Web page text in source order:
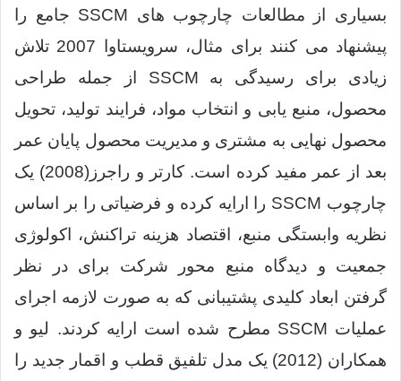
بسیاری از مطالعات چارچوب های SSCM جامع را
پیشنهاد می کنند برای مثال، سرویستاوا 2007 تلاش
زیادی برای رسیدگی به SSCM از جمله طراحی
محصول، منبع یابی و انتخاب مواد، فرایند تولید، تحویل
محصول نهایی به مشتری و مدیریت محصول پایان عمر
بعد از عمر مفید کرده است. کارتر و راجرز(2008) یک
چارچوب SSCM را ارایه کرده و فرضیاتی را بر اساس
نظریه وابستگی منبع، اقتصاد هزینه تراکنش، اکولوژی
جمعیت و دیدگاه منبع محور شرکت برای در نظر
گرفتن ابعاد کلیدی پشتیبانی که به صورت لازمه اجرای
عملیات SSCM مطرح شده است ارایه کردند. لیو و
همکاران (2012) یک مدل تلفیق قطب و اقمار جدید را